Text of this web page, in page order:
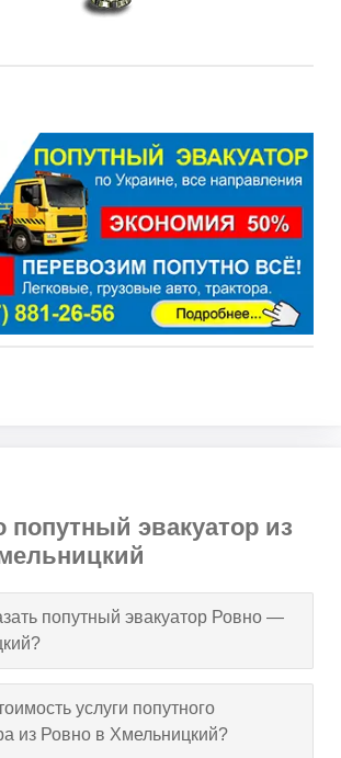
попутный эвакуатор из
попутный эвакуатор Ровно —
услуги попутного
из Ровно в Хмельницкий?